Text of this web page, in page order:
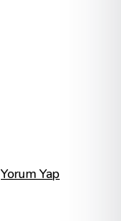
Yorum Yap